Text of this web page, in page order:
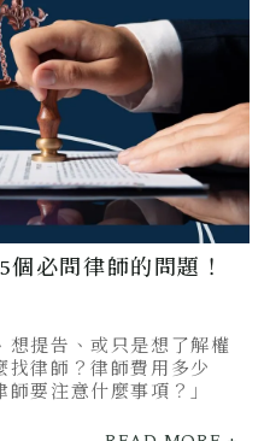
必問律師的問題！
提告、或只是想了解權
律師？律師費用多少
要注意什麼事項？」